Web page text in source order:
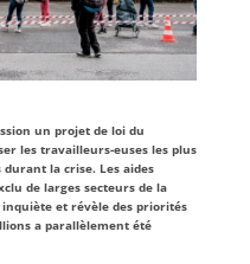
un projet de loi du
les travailleurs-euses les plus
la crise. Les aides
de larges secteurs de la
et révèle des priorités
a parallèlement été